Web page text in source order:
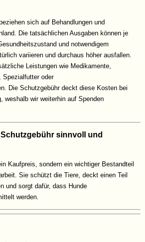
sich auf Behandlungen und
Die tatsächlichen Ausgaben können je
und notwendigem
variieren und durchaus höher ausfallen.
Leistungen wie Medikamente,
Spezialfutter oder
Die Schutzgebühr deckt diese Kosten bei
weshalb wir weiterhin auf Spenden
Schutzgebühr sinnvoll und
Kaufpreis, sondern ein wichtiger Bestandteil
Sie schützt die Tiere, deckt einen Teil
und sorgt dafür, dass Hunde
werden.